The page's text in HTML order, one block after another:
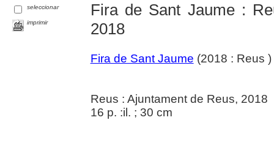
seleccionar
imprimir
Fira de Sant Jaume :
2018
Fira de Sant Jaume (2018 : Reus )
Reus : Ajuntament de Reus, 2018
16 p. :il. ; 30 cm